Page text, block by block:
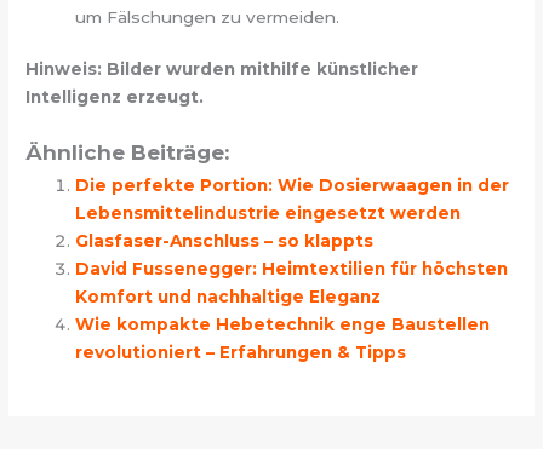
um Fälschungen zu vermeiden.
Hinweis: Bilder wurden mithilfe künstlicher
Intelligenz erzeugt.
Ähnliche Beiträge:
Die perfekte Portion: Wie Dosierwaagen in der
Lebensmittelindustrie eingesetzt werden
Glasfaser-Anschluss – so klappts
David Fussenegger: Heimtextilien für höchsten
Komfort und nachhaltige Eleganz
Wie kompakte Hebetechnik enge Baustellen
revolutioniert – Erfahrungen & Tipps